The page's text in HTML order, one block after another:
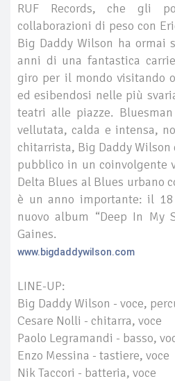
RUF Records, che gli
collaborazioni di peso con
Big Daddy Wilson ha ormai
anni di una fantastica
giro per il mondo visitando
ed esibendosi nelle più
teatri alle piazze.
vellutata, calda e intensa,
chitarrista, Big Daddy
pubblico in un coinvolgente
Delta Blues al Blues urbano
è un anno importante: il
nuovo album “Deep In My
Gaines.
www.bigdaddywilson.com
LINE-UP:
Big Daddy Wilson - voce,
Cesare Nolli - chitarra, voce
Paolo Legramandi - basso,
Enzo Messina - tastiere, voce
Nik Taccori - batteria, voce